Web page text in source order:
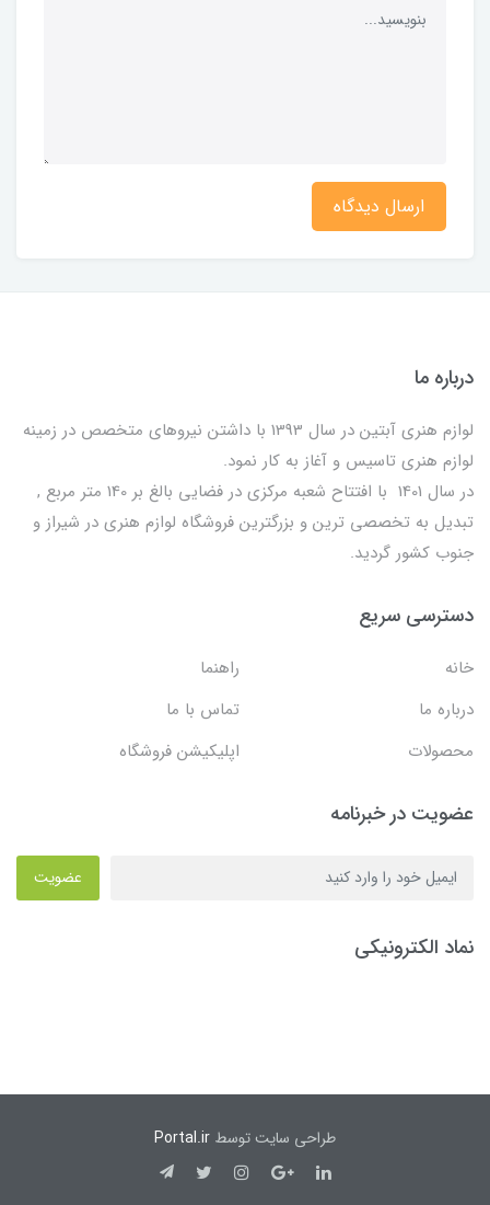
ارسال دیدگاه
درباره ما
لوازم هنری آبتین در سال 1393 با داشتن نیروهای متخصص در زمینه
لوازم هنری تاسیس و آغاز به کار نمود.
در سال 1401 با افتتاح شعبه مرکزی در فضایی بالغ بر 140 متر مربع ,
تبدیل به تخصصی ترین و بزرگترین فروشگاه لوازم هنری در شیراز و
جنوب کشور گردید.
دسترسی سریع
خانه
راهنما
درباره ما
تماس با ما
محصولات
اپلیکیشن فروشگاه
عضویت در خبرنامه
عضویت
نماد الکترونیکی
طراحی سایت توسط Portal.ir